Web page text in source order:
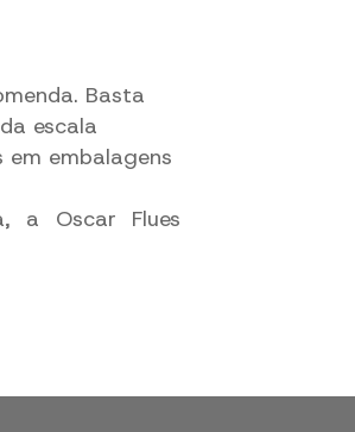
Basta
escala
em embalagens
a Oscar Flues